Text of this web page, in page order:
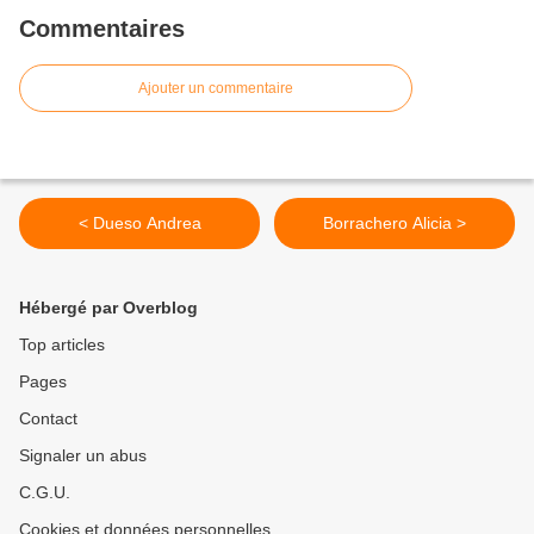
Commentaires
Ajouter un commentaire
< Dueso Andrea Borrachero Alicia >
Hébergé par Overblog
Top articles
Pages
Contact
Signaler un abus
C.G.U.
Cookies et données personnelles